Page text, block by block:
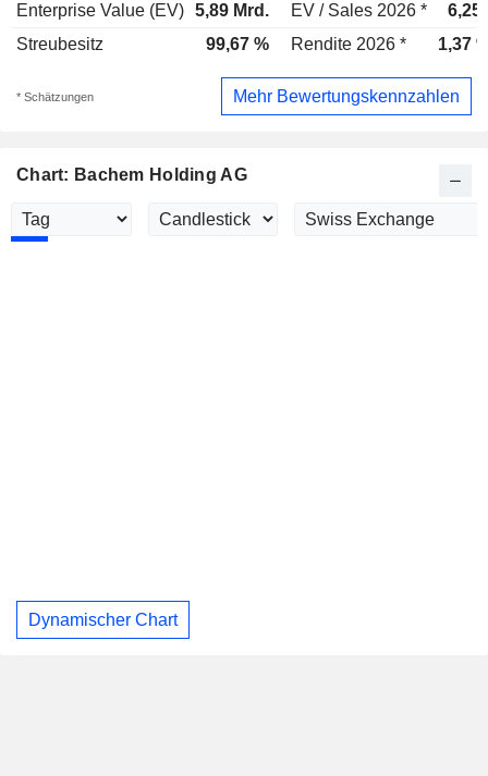
Enterprise Value (EV) 5,89 Mrd. EV / Sales 2026 *
Streubesitz
99,67 % Rendite 2026 * 1,37
* Schätzungen Mehr Bewertungskennzahlen
Chart: Bachem Holding AG
Dynamischer Chart